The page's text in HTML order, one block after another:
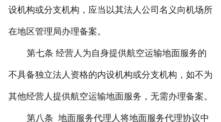
设机构或分支机构，应当以其法人公司名义向机场所
在地区管理局办理备案。
第七条 经营人为自身提供航空运输地面服务的
不具备独立法人资格的内设机构或分支机构，如不为
其他经营人提供航空运输地面服务，无需办理备案。
第八条 地面服务代理人将地面服务代理协议中